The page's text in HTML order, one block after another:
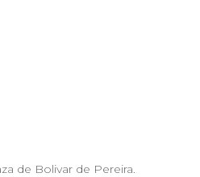
de Bolivar de Pereira.